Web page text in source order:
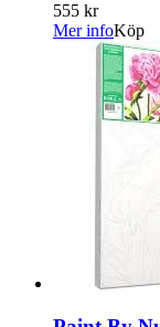
555 kr
Mer infoKöp